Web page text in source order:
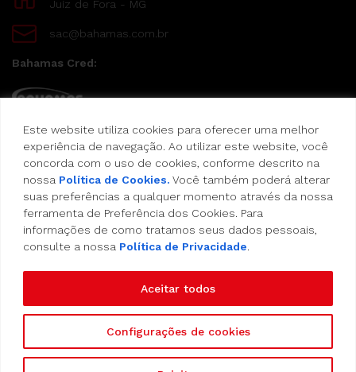
Este website utiliza cookies para oferecer uma melhor
experiência de navegação. Ao utilizar este website, você
concorda com o uso de cookies, conforme descrito na
nossa Política de Cookies. Você também poderá alterar
suas preferências a qualquer momento através da nossa
ferramenta de Preferência dos Cookies. Para
informações de como tratamos seus dados pessoais,
consulte a nossa Política de Privacidade.
Configurações de cookies
Aceitar todos
Juiz de Fora - MG
sac@bahamas.com.br
Bahamas Cred:
Pague suas compras com o Bahamas Cred
Formas de pagamento:
Cartão de Crédito